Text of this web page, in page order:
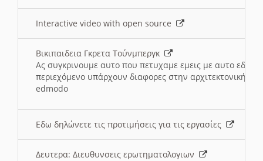
Interactive video with open source
Βικιπαιδεια Γκρετα Τούνμπεργκ
Ας συγκρινουμε αυτο που πετυχαμε εμεις με αυτο εδω
περιεχόμενο υπάρχουν διαφορες στην αρχιτεκτονική
edmodo
Εδω δηλώνετε τις προτιμήσεις για τις εργασίες
Δευτερα: Διευθυνσεις ερωτηματολογιων